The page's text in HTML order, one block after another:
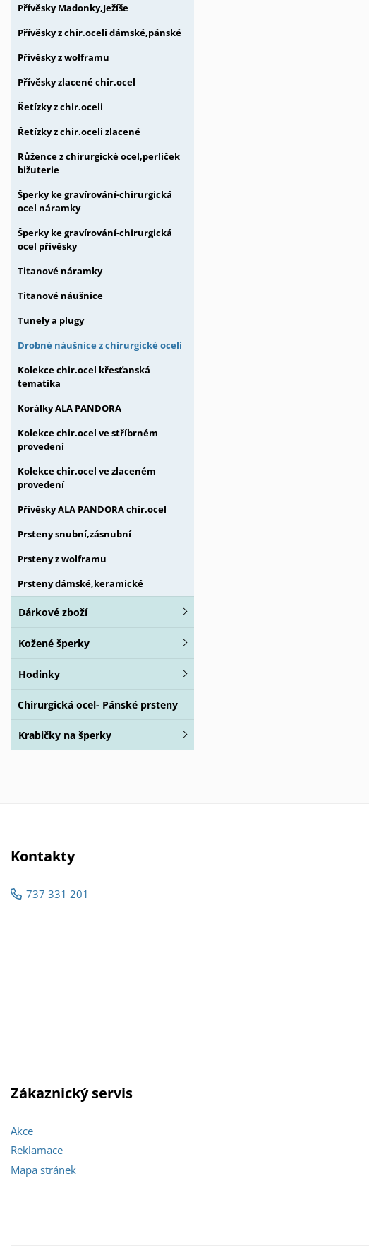
Přívěsky Madonky,Ježíše
Přívěsky z chir.oceli dámské,pánské
Přívěsky z wolframu
Přívěsky zlacené chir.ocel
Řetízky z chir.oceli
Řetízky z chir.oceli zlacené
Růžence z chirurgické ocel,perliček
bižuterie
Šperky ke gravírování-chirurgická
ocel náramky
Šperky ke gravírování-chirurgická
ocel přívěsky
Titanové náramky
Titanové náušnice
Tunely a plugy
Drobné náušnice z chirurgické oceli
Kolekce chir.ocel křesťanská
tematika
Korálky ALA PANDORA
Kolekce chir.ocel ve stříbrném
provedení
Kolekce chir.ocel ve zlaceném
provedení
Přívěsky ALA PANDORA chir.ocel
Prsteny snubní,zásnubní
Prsteny z wolframu
Prsteny dámské,keramické
Dárkové zboží
Kožené šperky
Hodinky
Chirurgická ocel- Pánské prsteny
Krabičky na šperky
Kontakty
737 331 201
Zákaznický servis
Akce
Reklamace
Mapa stránek